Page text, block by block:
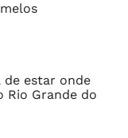
de estar onde
Rio Grande do